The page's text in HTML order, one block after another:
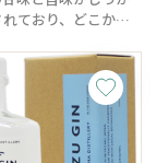
ており、どこか香